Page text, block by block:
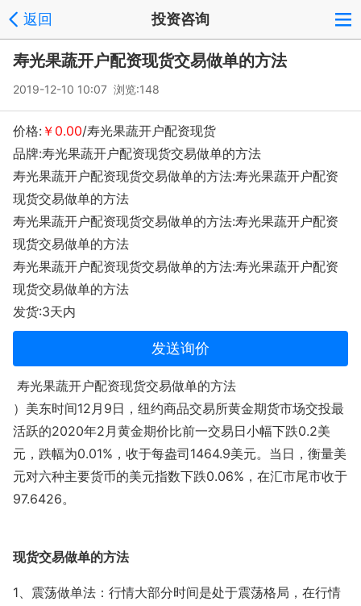
返回 投资咨询
寿光果蔬开户配资现货交易做单的方法
2019-12-10 10:07 浏览:148
价格: ￥0.00/寿光果蔬开户配资现货
品牌:寿光果蔬开户配资现货交易做单的方法
寿光果蔬开户配资现货交易做单的方法:寿光果蔬开户配资
现货交易做单的方法
寿光果蔬开户配资现货交易做单的方法:寿光果蔬开户配资
现货交易做单的方法
寿光果蔬开户配资现货交易做单的方法:寿光果蔬开户配资
现货交易做单的方法
发货:3天内
发送询价
寿光果蔬开户配资现货交易做单的方法
）美东时间12月9日，纽约商品交易所黄金期货市场交投最
活跃的2020年2月黄金期价比前一交易日小幅下跌0.2美
元，跌幅为0.01%，收于每盎司1464.9美元。当日，衡量美
元对六种主要货币的美元指数下跌0.06%，在汇市尾市收于
97.6426。
现货交易做单的方法
1、震荡做单法：行情大部分时间是处于震荡格局，在行情